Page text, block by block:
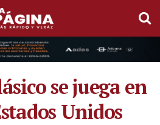
se juega en
Unidos